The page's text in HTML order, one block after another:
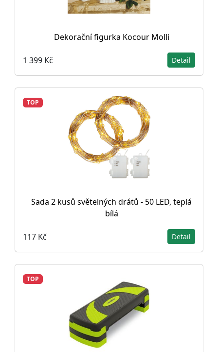
Dekorační figurka Kocour Molli
1 399 Kč Detail
TOP
Sada 2 kusů světelných drátů - 50 LED, teplá
bílá
117 Kč Detail
TOP